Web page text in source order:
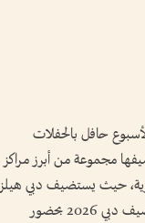
نهاية الأسبوع حافل بالحفلات
مجموعة من أبرز مراكز
حيث يستضيف دبي هيلز
مول سلسلة من العروض الحية المجانية لفنانين إماراتيين، وتكتمل المتعة في مفاجآت صيف دبي 2026 بحضور